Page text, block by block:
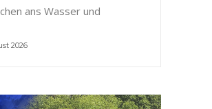
ans Wasser und
2026